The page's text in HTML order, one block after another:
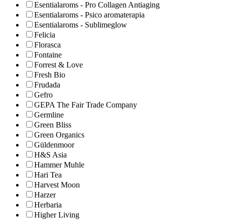
Esentialaroms - Pro Collagen Antiaging
Esentialaroms - Psico aromaterapia
Esentialaroms - Sublimeglow
Felicia
Florasca
Fontaine
Forrest & Love
Fresh Bio
Frudada
Gefro
GEPA The Fair Trade Company
Germline
Green Bliss
Green Organics
Güldenmoor
H&S Asia
Hammer Muhle
Hari Tea
Harvest Moon
Harzer
Herbaria
Higher Living